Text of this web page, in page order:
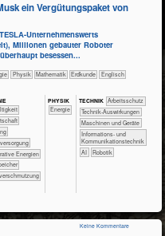
ein Vergütungspaket von
Unternehmenswerts
Millionen gebauter Roboter
besessen...
​​​​​​​Physik ​​​​​​Mathematik ​​​​​Erdkunde
​​​​Englisch
Energien
PHY​SIK
​​Energie
TECH​NIK ​​​​​​Arbeitsschutz
​​​​​​Technik-Auswirkungen
​​​​Maschinen und Geräte
​​​Informations- und
Kommunikationstechnik
​​AI
Robotik
Keine Kommentare